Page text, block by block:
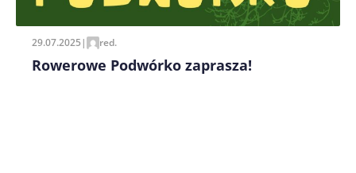
29.07.2025| red.
Rowerowe Podwórko zaprasza!